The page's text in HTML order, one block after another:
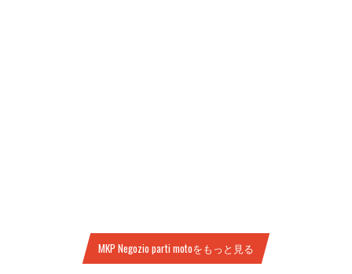
MKP Negozio parti motoをもっと見る